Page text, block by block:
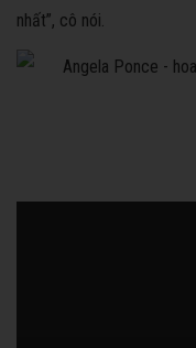
nhất”, cô nói.